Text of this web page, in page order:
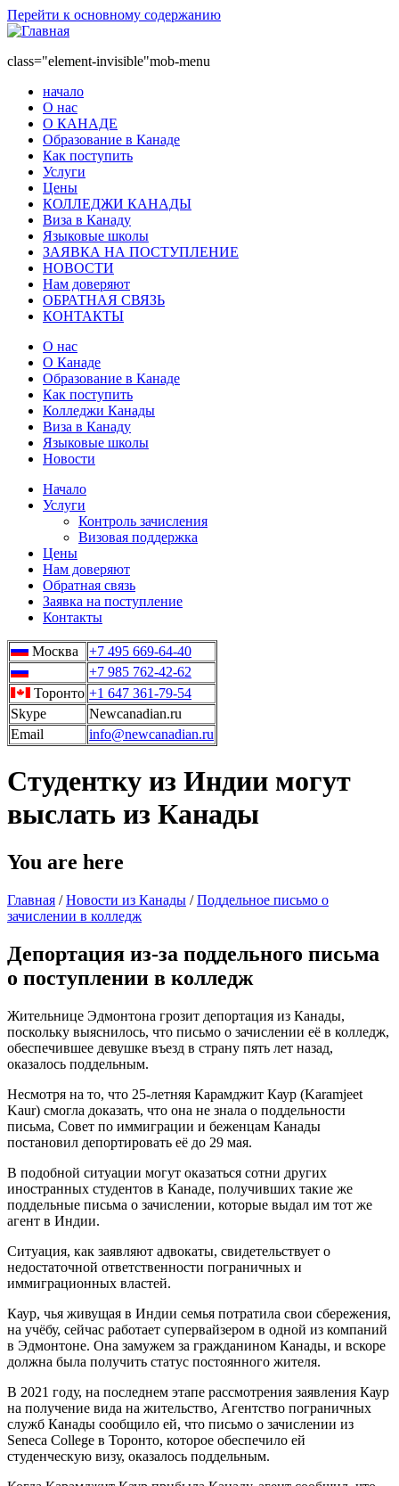
Перейти к основному содержанию
class="element-invisible"mob-menu
начало
О нас
О КАНАДЕ
Образование в Канаде
Как поступить
Услуги
Цены
КОЛЛЕДЖИ КАНАДЫ
Виза в Канаду
Языковые школы
ЗАЯВКА НА ПОСТУПЛЕНИЕ
НОВОСТИ
Нам доверяют
ОБРАТНАЯ СВЯЗЬ
КОНТАКТЫ
О нас
О Канаде
Образование в Канаде
Как поступить
Колледжи Канады
Виза в Канаду
Языковые школы
Новости
Начало
Услуги
Контроль зачисления
Визовая поддержка
Цены
Нам доверяют
Обратная связь
Заявка на поступление
Контакты
Москва
+7 495 669-64-40
+7 985 762-42-62
Торонто +1 647 361-79-54
Skype
Newcanadian.ru
Email
info@newcanadian.ru
Студентку из Индии могут
выслать из Канады
You are here
Главная / Новости из Канады / Поддельное письмо о
зачислении в колледж
Депортация из-за поддельного письма
о поступлении в колледж
Жительнице Эдмонтона грозит депортация из Канады,
поскольку выяснилось, что письмо о зачислении её в колледж,
обеспечившее девушке въезд в страну пять лет назад,
оказалось поддельным.
Несмотря на то, что 25-летняя Карамджит Каур (Karamjeet
Kaur) смогла доказать, что она не знала о поддельности
письма, Совет по иммиграции и беженцам Канады
постановил депортировать её до 29 мая.
В подобной ситуации могут оказаться сотни других
иностранных студентов в Канаде, получивших такие же
поддельные письма о зачислении, которые выдал им тот же
агент в Индии.
Ситуация, как заявляют адвокаты, свидетельствует о
недостаточной ответственности пограничных и
иммиграционных властей.
Каур, чья живущая в Индии семья потратила свои сбережения,
на учёбу, сейчас работает супервайзером в одной из компаний
в Эдмонтоне. Она замужем за гражданином Канады, и вскоре
должна была получить статус постоянного жителя.
В 2021 году, на последнем этапе рассмотрения заявления Каур
на получение вида на жительство, Агентство пограничных
служб Канады сообщило ей, что письмо о зачислении из
Seneca College в Торонто, которое обеспечило ей
студенческую визу, оказалось поддельным.